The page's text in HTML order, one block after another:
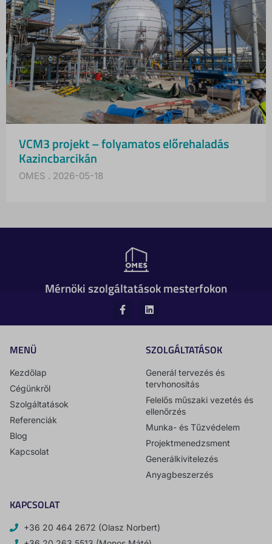
VCM3 projekt – folyamatos előrehaladás
Kazincbarcikán
OMES 2026-05-18
Mérnöki szolgáltatások mesterfokon
MENÜ
Kezdőlap
Cégünkről
Szolgáltatások
Referenciák
Blog
Kapcsolat
SZOLGÁLTATÁSOK
Generál tervezés és
tervhonosítás
Felelős műszaki vezetés és
ellenőrzés
Munka- és Tűzvédelem
Projektmenedzsment
Generálkivitelezés
Anyagbeszerzés
KAPCSOLAT
+36 20 464 2672 (Olasz Norbert)